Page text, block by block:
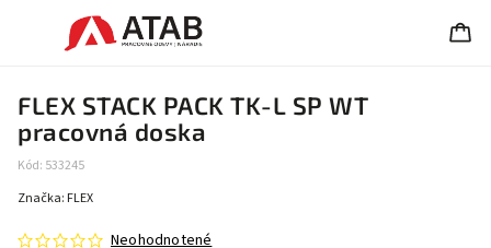
FLEX STACK PACK TK-L SP WT
pracovná doska
Kód: 533245
Neohodnotené
Značka: FLEX